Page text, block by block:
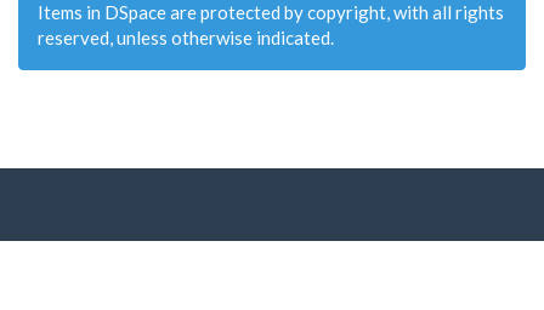
Items in DSpace are protected by copyright, with all rights
reserved, unless otherwise indicated.